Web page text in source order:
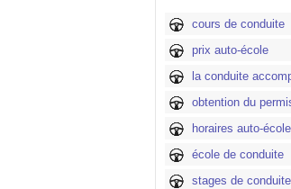
cours de conduite
prix auto-école
la conduite
obtention du
horaires auto-école
école de conduite
stages de conduite